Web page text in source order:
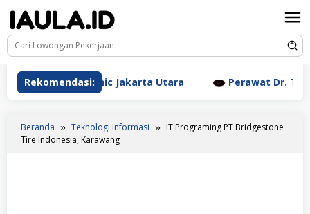
konten
Rekomendasi:
Clinic Jakarta Utara Perawat Dr. Triyanti
Beranda Teknologi Informasi
IT Programing PT Bridgestone
Tire Indonesia, Karawang